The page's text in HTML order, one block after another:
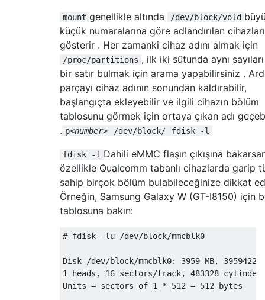
mount genellikle altında /dev/block/vold
küçük numaralarına göre adlandırılan cihazları
gösterir . Her zamanki cihaz adını almak için
/proc/partitions , ilk iki sütunda aynı
bir satır bulmak için arama yapabilirsiniz .
parçayı cihaz adının sonundan kaldırabilir,
başlangıçta ekleyebilir ve ilgili cihazın bölüm
tablosunu görmek için ortaya çıkan adı
. p<number> /dev/block/ fdisk -l
fdisk -l Dahili eMMC flaşın çıkışına
özellikle Qualcomm tabanlı cihazlarda garip
sahip birçok bölüm bulabileceğinize dikkat
Örneğin, Samsung Galaxy W (GT-I8150) için
tablosuna bakın:
# fdisk -lu /dev/
Disk /dev/block/mmcblk0: 3959 MB,
1 heads, 16 sectors/track, 483328
Units = sectors of 1 * 512 = 512 bytes